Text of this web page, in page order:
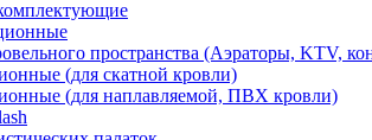
пространства (Аэраторы, KTV,
(для скатной кровли)
(для наплавляемой, ПВХ кровли)